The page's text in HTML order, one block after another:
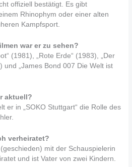
offiziell bestätigt. Es gibt
Rhinophym oder einer alten
Kampfsport.
war er zu sehen?
(1981), „Rote Erde“ (1983), „Der
und „James Bond 007 Die Welt ist
aktuell?
er in „SOKO Stuttgart“ die Rolle des
verheiratet?
mit der Schauspielerin
und ist Vater von zwei Kindern.